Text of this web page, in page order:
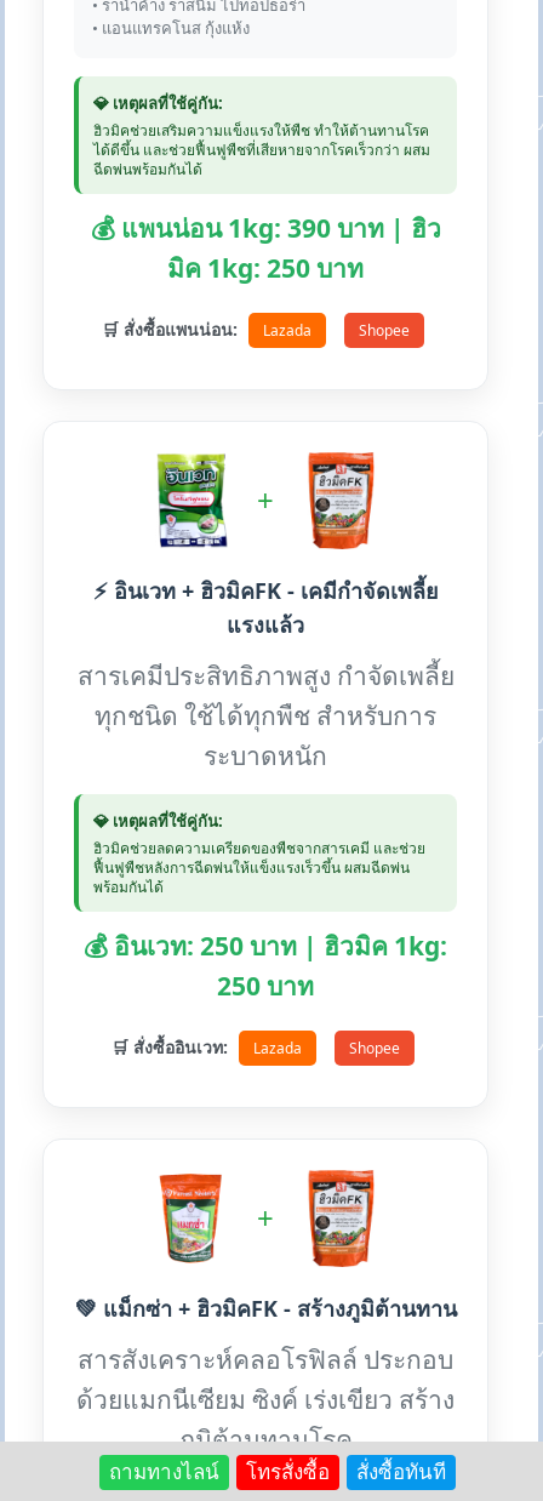
• ราน้ำค้าง ราสนิม ไปทอปธอร่า
• แอนแทรคโนส กุ้งแห้ง
💎 เหตุผลที่ใช้คู่กัน:
ฮิวมิคช่วยเสริมความแข็งแรงให้พืช ทำให้ต้านทานโรค
ได้ดีขึ้น และช่วยฟื้นฟูพืชที่เสียหายจากโรคเร็วกว่า ผสม
ฉีดพ่นพร้อมกันได้
💰 แพนน่อน 1kg: 390 บาท | ฮิว
มิค 1kg: 250 บาท
🛒 สั่งซื้อแพนน่อน: Lazada Shopee
+
⚡ อินเวท + ฮิวมิคFK - เคมีกำจัดเพลี้ย
แรงแล้ว
สารเคมีประสิทธิภาพสูง กำจัดเพลี้ย
ทุกชนิด ใช้ได้ทุกพืช สำหรับการ
ระบาดหนัก
💎 เหตุผลที่ใช้คู่กัน:
ฮิวมิคช่วยลดความเครียดของพืชจากสารเคมี และช่วย
ฟื้นฟูพืชหลังการฉีดพ่นให้แข็งแรงเร็วขึ้น ผสมฉีดพ่น
พร้อมกันได้
💰 อินเวท: 250 บาท | ฮิวมิค 1kg:
250 บาท
🛒 สั่งซื้ออินเวท: Lazada Shopee
+
💚 แม็กซ่า + ฮิวมิคFK - สร้างภูมิต้านทาน
สารสังเคราะห์คลอโรฟิลล์ ประกอบ
ด้วยแมกนีเซียม ซิงค์ เร่งเขียว สร้าง
ภูมิต้านทานโรค
ถามทางไลน์ โทรสั่งซื้อ สั่งซื้อทันที